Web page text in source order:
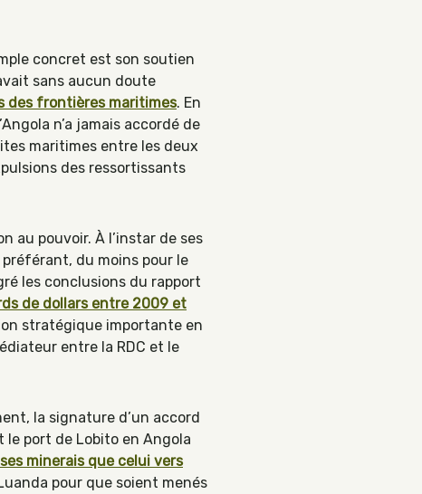
concret est son soutien
sans aucun doute
des frontières maritimes. En
n’a jamais accordé de
maritimes entre les deux
des ressortissants
au pouvoir. À l’instar de ses
du moins pour le
les conclusions du rapport
de dollars entre 2009 et
stratégique importante en
entre la RDC et le
la signature d’un accord
port de Lobito en Angola
minerais que celui vers
pour que soient menés